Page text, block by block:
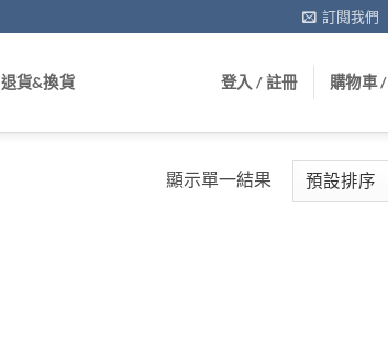
訂閱我們
退貨&換貨 登入 / 註冊 購物車 /
顯示單一結果